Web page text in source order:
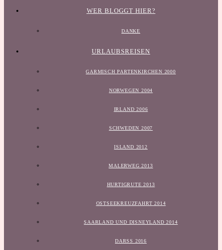
WER BLOGGT HIER?
DANKE
URLAUBSREISEN
GARMISCH PARTENKIRCHEN 2000
NORWEGEN 2004
IRLAND 2006
SCHWEDEN 2007
ISLAND 2012
MALERWEG 2013
HURTIGRUTE 2013
OSTSEEKREUZFAHRT 2014
SAARLAND UND DISNEYLAND 2014
DARSS 2016